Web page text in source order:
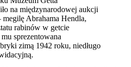
na międzynarodowej aukcji
Abrahama Hendla,
rabinów w getcie
sprezentowana
zimą 1942 roku, niedługo